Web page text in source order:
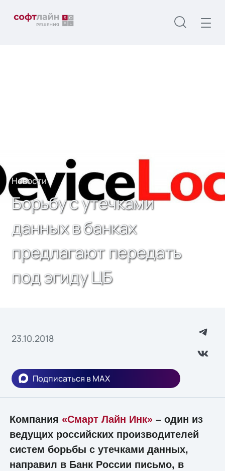
Новости
Борьбу с утечками
данных в банках
предлагают передать
под эгиду ЦБ
23.10.2018
Подписаться в MAX
Компания «Смарт Лайн Инк»– один из
ведущих российских производителей
систем борьбы с утечками данных,
направил в Банк России письмо, в